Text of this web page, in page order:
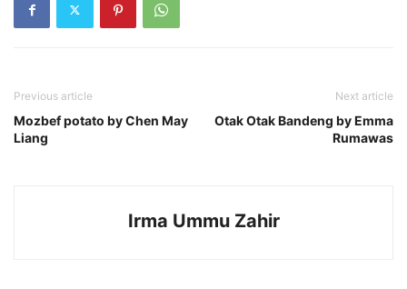
Previous article
Mozbef potato by Chen May
Liang
Next article
Otak Otak Bandeng by Emma
Rumawas
Irma Ummu Zahir